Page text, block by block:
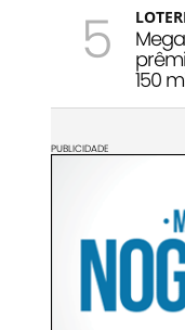
5
150
PUBLICIDADE